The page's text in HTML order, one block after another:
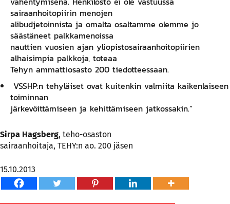
sairaanhoitopiirin menojen
alibudjetoinnista ja omalta osaltamme olemme jo
säästäneet palkkamenoissa
nauttien vuosien ajan yliopistosairaanhoitopiirien
alhaisimpia palkkoja, toteaa
Tehyn ammattiosasto 200 tiedotteessaan.
VSSHP:n tehyläiset ovat kuitenkin valmiita kaikenlaiseen
toiminnan
järkevöittämiseen ja kehittämiseen jatkossakin.”
Sirpa Hagsberg, teho-osaston
sairaanhoitaja, TEHY:n ao. 200 jäsen
15.10.2013